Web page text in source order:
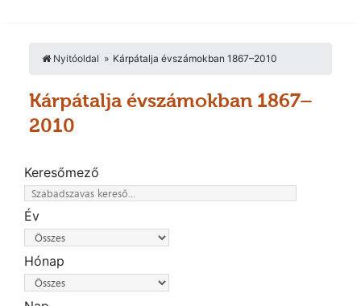
Nyitóoldal Kárpátalja évszámokban 1867–2010
Kárpátalja évszámokban 1867–
2010
Keresőmező
Év
Hónap